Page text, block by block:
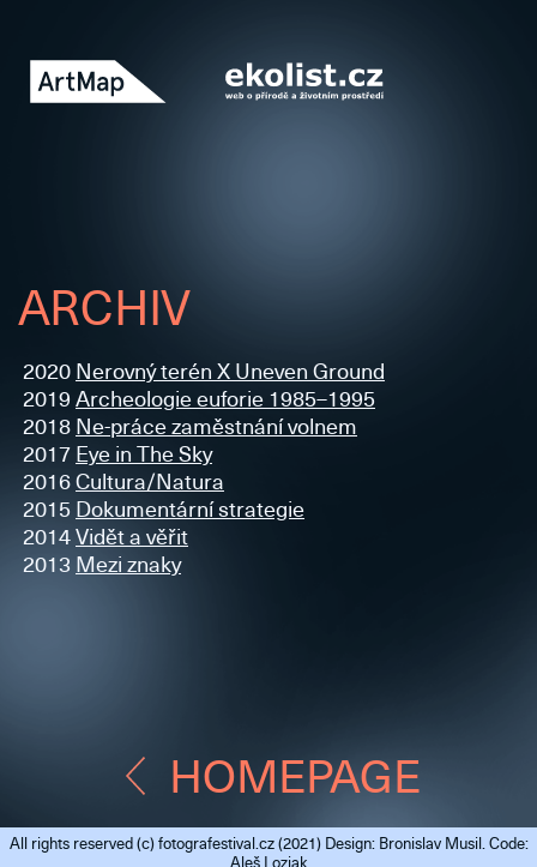
ARCHIV
2020 Nerovný terén X Uneven Ground
2019 Archeologie euforie 1985–1995
2018 Ne-práce zaměstnání volnem
2017 Eye in The Sky
2016Cultura/Natura
2015 Dokumentární strategie
2014Vidět a věřit
2013 Mezi znaky
HOMEPAGE
All rights reserved (c)fotografestival.cz(2021) Design: Bronislav Musil. Code:
Aleš Loziak